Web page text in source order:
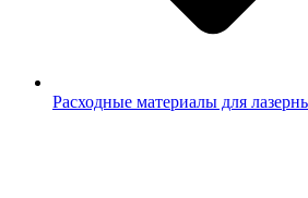
Расходные материалы для